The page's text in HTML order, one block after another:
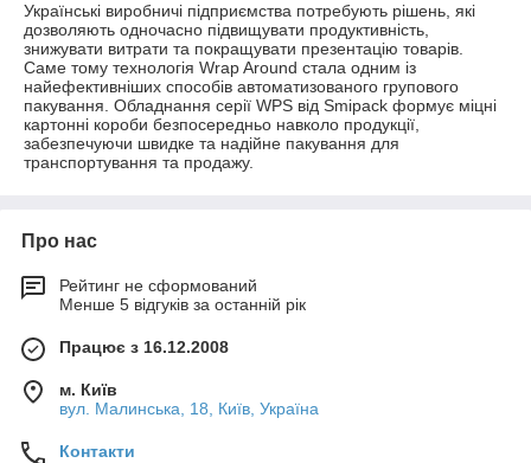
Українські виробничі підприємства потребують рішень, які
дозволяють одночасно підвищувати продуктивність,
знижувати витрати та покращувати презентацію товарів.
Саме тому технологія Wrap Around стала одним із
найефективніших способів автоматизованого групового
пакування. Обладнання серії WPS від Smipack формує міцні
картонні короби безпосередньо навколо продукції,
забезпечуючи швидке та надійне пакування для
транспортування та продажу.
Про нас
Рейтинг не сформований
Менше 5 відгуків за останній рік
Працює з 16.12.2008
м. Київ
вул. Малинська, 18, Київ, Україна
Контакти